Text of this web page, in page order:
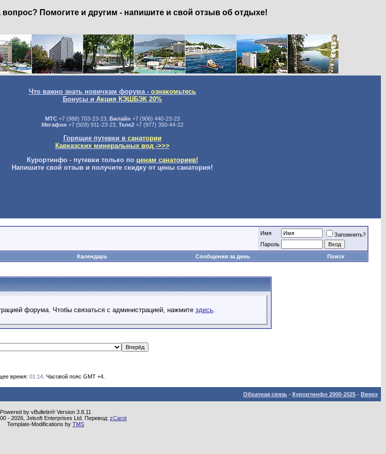
Помогите и другим - напишите и свой отзыв об отдыхе!
Что важно знать новичкам форума - ознакомьтесь
Бонусы и Акция КЭШБЭК 20%
МТС+7 (988) 703-23-23, Билайн +7 (906) 440-23-23
Мегафон +7 (928) 911-23-23, Теле2+7 (977) 350-44-22
Горящие путевки в санатории
Кавказских минеральных вод ->>>
Курортинфо - путевки только по ценам санаториев!
Напишите свой отзыв и получите скидку от цены санатория!
Имя
Запомнить?
Пароль
Календарь Сообщения за день Поиск
форума. Чтобы связаться с администрацией, нажмите здесь.
время: 01:14 . Часовой пояс GMT +4.
Обратная связь - Курортинфо 2000-2025 - Вверх
Powered by vBulletin® Version 3.8.11
- 2026, Jelsoft Enterprises Ltd. Перевод: zCarot
Template-Modifications by TMS